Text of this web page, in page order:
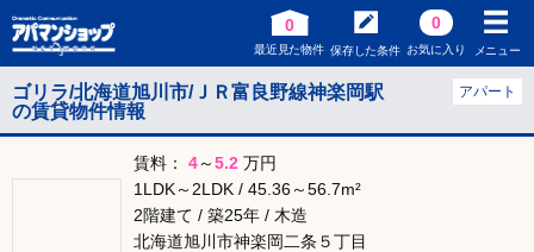
0
最近見た物件 保存した条件
0
お気に入り メニュー
ゴリラ/北海道旭川市/ＪＲ富良野線神楽岡駅
の賃貸物件情報
アパート
賃料： 4～5.2 万円
1LDK～2LDK / 45.36～56.7m²
2階建て / 築25年 / 木造
北海道旭川市神楽岡二条５丁目